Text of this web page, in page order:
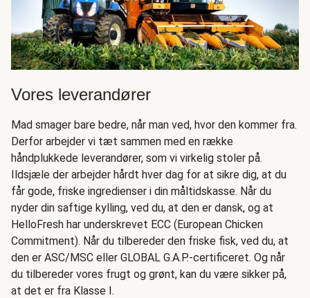
Vores leverandører
Mad smager bare bedre, når man ved, hvor den kommer fra.
Derfor arbejder vi tæt sammen med en række
håndplukkede leverandører, som vi virkelig stoler på.
Ildsjæle der arbejder hårdt hver dag for at sikre dig, at du
får gode, friske ingredienser i din måltidskasse. Når du
nyder din saftige kylling, ved du, at den er dansk, og at
HelloFresh har underskrevet ECC (European Chicken
Commitment). Når du tilbereder den friske fisk, ved du, at
den er ASC/MSC eller GLOBAL G.A.P.-certificeret. Og når
du tilbereder vores frugt og grønt, kan du være sikker på,
at det er fra Klasse I.